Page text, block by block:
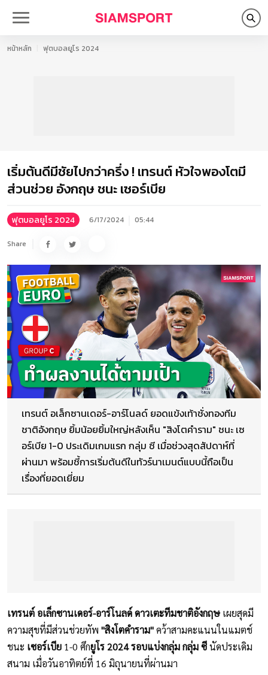
หน้าหลัก ฟุตบอลยูโร 2024
เริ่มต้นดีมีชัยไปกว่าครึ่ง ! เทรนต์ หัวใจพองโตมี
ส่วนช่วย อังกฤษ ชนะ เซอร์เบีย
ฟุตบอลยูโร 2024 6/17/2024 05:44
Share
เทรนต์ อเล็กซานเดอร์-อาร์โนลด์ ยอดแข้งเท้าชั่งทองทีม
ชาติอังกฤษ ยิ้มน้อยยิ้มใหญ่หลังเห็น "สิงโตคำราม" ชนะ เซ
อร์เบีย 1-0 ประเดิมเกมแรก กลุ่ม ซี เมื่อช่วงสุดสัปดาห์ที่
ผ่านมา พร้อมชี้การเริ่มต้นดีในทัวร์นาเมนต์แบบนี้ถือเป็น
เรื่องที่ยอดเยี่ยม
เทรนต์ อเล็กซานเดอร์-อาร์โนลด์ ดาวเตะทีมชาติอังกฤษเผยสุดมี
ความสุขที่มีส่วนช่วยทัพ "สิงโตคำราม"คว้าสามคะแนนในแมตช์
ชนะ เซอร์เบีย 1-0 ศึกยูโร 2024รอบแบ่งกลุ่ม กลุ่ม ซีนัดประเดิม
สนาม เมื่อวันอาทิตย์ที่ 16 มิถุนายนที่ผ่านมา